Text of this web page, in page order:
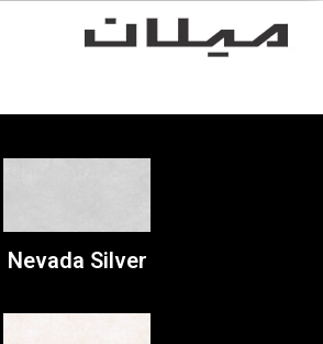
Nevada Silver